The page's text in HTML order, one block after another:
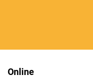
Online